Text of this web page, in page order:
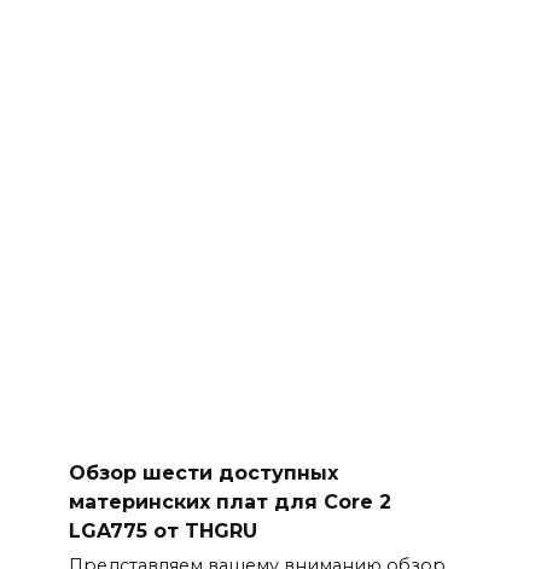
Обзор шести доступных
материнских плат для Core 2
LGA775 от THGRU